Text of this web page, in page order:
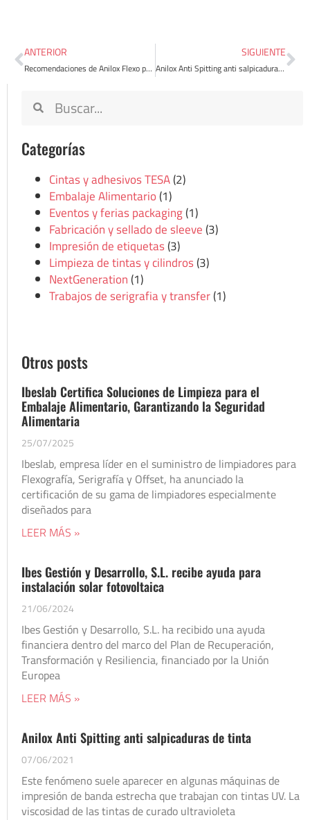
ANTERIOR
Recomendaciones de Anilox Flexo para tintas UV
SIGUIENTE
Anilox Anti Spitting anti salpicaduras de tinta
Categorías
Cintas y adhesivos TESA(2)
Embalaje Alimentario(1)
Eventos y ferias packaging(1)
Fabricación y sellado de sleeve(3)
Impresión de etiquetas(3)
Limpieza de tintas y cilindros(3)
NextGeneration(1)
Trabajos de serigrafia y transfer(1)
Otros posts
Ibeslab Certifica Soluciones de Limpieza para el
Embalaje Alimentario, Garantizando la Seguridad
Alimentaria
25/07/2025
Ibeslab, empresa líder en el suministro de limpiadores para
Flexografía, Serigrafía y Offset, ha anunciado la
certificación de su gama de limpiadores especialmente
diseñados para
LEER MÁS »
Ibes Gestión y Desarrollo, S.L. recibe ayuda para
instalación solar fotovoltaica
21/06/2024
Ibes Gestión y Desarrollo, S.L. ha recibido una ayuda
financiera dentro del marco del Plan de Recuperación,
Transformación y Resiliencia, financiado por la Unión
Europea
LEER MÁS »
Anilox Anti Spitting anti salpicaduras de tinta
07/06/2021
Este fenómeno suele aparecer en algunas máquinas de
impresión de banda estrecha que trabajan con tintas UV. La
viscosidad de las tintas de curado ultravioleta